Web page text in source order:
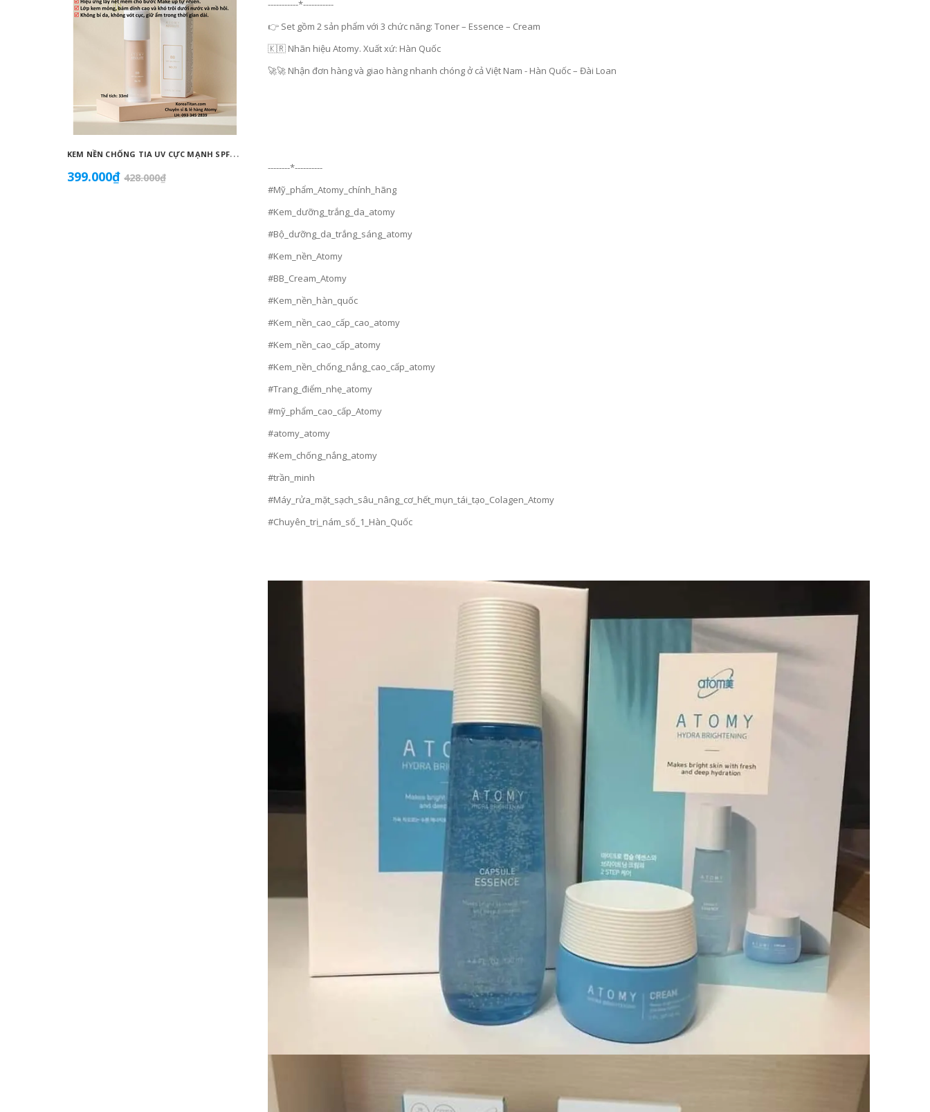
-----------*-----------
👉 Set gồm 2 sản phẩm với 3 chức năng: Toner – Essence – Cream
🇰🇷 Nhãn hiệu Atomy. Xuất xứ: Hàn Quốc
🚀🚀 Nhận đơn hàng và giao hàng nhanh chóng ở cả Việt Nam - Hàn Quốc – Đài Loan
--------*----------
#Mỹ_phẩm_Atomy_chính_hãng
#Kem_dưỡng_trắng_da_atomy
#Bộ_dưỡng_da_trắng_sáng_atomy
#Kem_nền_Atomy
#BB_Cream_Atomy
#Kem_nền_hàn_quốc
#Kem_nền_cao_cấp_cao_atomy
#Kem_nền_cao_cấp_atomy
#Kem_nền_chống_nắng_cao_cấp_atomy
#Trang_điểm_nhẹ_atomy
#mỹ_phẩm_cao_cấp_Atomy
#atomy_atomy
#Kem_chống_nắng_atomy
#trần_minh
#Máy_rửa_mặt_sạch_sâu_nâng_cơ_hết_mụn_tái_tạo_Colagen_Atomy
#Chuyên_trị_nám_số_1_Hàn_Quốc
K
EM NỀN CHỐNG TIA UV CỰC MẠNH SPF50+ PA++++, BÁM DÍNH CAO, KHÔNG VÓN CỤC, DƯỠNG ẨM VÀ DƯỠNG TRẮNG DA HOÀN HẢO NO.23 (MÀU BEIGE) - ATOMY BB ABSOLUTE 23 - 애터미 앱솔루트 BB - АТОМИ АБСОЛЮТ BB №23
399.000₫ 428.000₫